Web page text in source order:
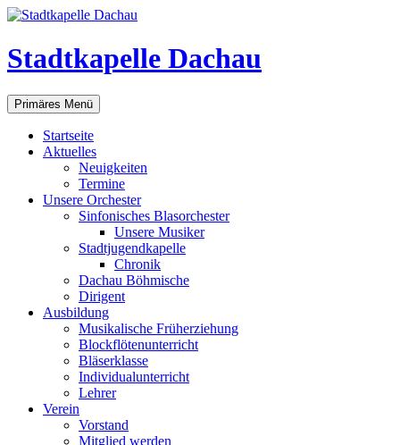
Zum
springen
Stadtkapelle Dachau
Suchen
Primäres Menü
Startseite
Aktuelles
Neuigkeiten
Termine
Unsere Orchester
Sinfonisches Blasorchester
Unsere Musiker
Stadtjugendkapelle
Chronik
Dachau Böhmische
Dirigent
Ausbildung
Musikalische Früherziehung
Blockflötenunterricht
Bläserklasse
Individual­unterricht
Lehrer
Verein
Vorstand
Mitglied werden